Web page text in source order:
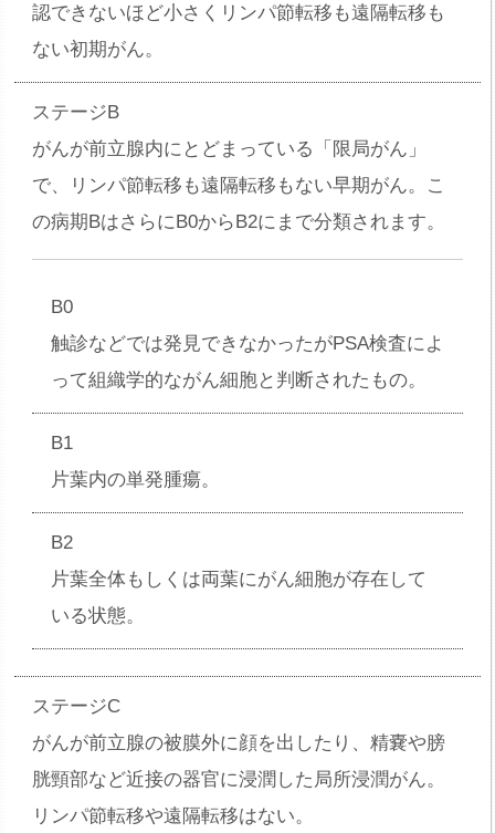
認できないほど小さくリンパ節転移も遠隔転移も
ない初期がん。
ステージB
がんが前立腺内にとどまっている「限局がん」
で、リンパ節転移も遠隔転移もない早期がん。こ
の病期BはさらにB0からB2にまで分類されます。
B0
触診などでは発見できなかったがPSA検査によ
って組織学的ながん細胞と判断されたもの。
B1
片葉内の単発腫瘍。
B2
片葉全体もしくは両葉にがん細胞が存在して
いる状態。
ステージC
がんが前立腺の被膜外に顔を出したり、精嚢や膀
胱頸部など近接の器官に浸潤した局所浸潤がん。
リンパ節転移や遠隔転移はない。